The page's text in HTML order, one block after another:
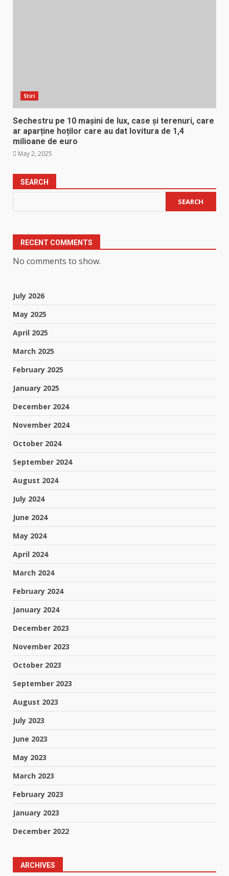
Stiri
Sechestru pe 10 mașini de lux, case și terenuri, care
ar aparține hoților care au dat lovitura de 1,4
milioane de euro
May 2, 2025
SEARCH
SEARCH
RECENT COMMENTS
No comments to show.
July 2026
May 2025
April 2025
March 2025
February 2025
January 2025
December 2024
November 2024
October 2024
September 2024
August 2024
July 2024
June 2024
May 2024
April 2024
March 2024
February 2024
January 2024
December 2023
November 2023
October 2023
September 2023
August 2023
July 2023
June 2023
May 2023
March 2023
February 2023
January 2023
December 2022
ARCHIVES